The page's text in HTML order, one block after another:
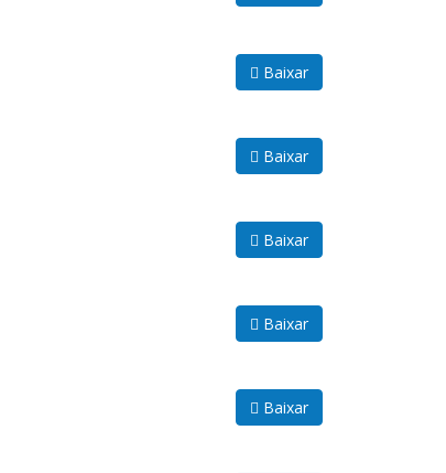
Baixar
Baixar
Baixar
Baixar
Baixar